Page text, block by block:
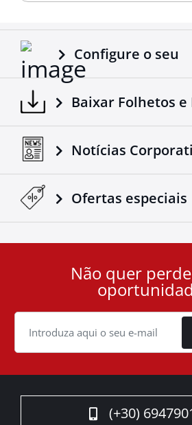
Configure o seu
Baixar Folhetos e
Notícias
Ofertas especiais
Cookie
Não quer
(+30)